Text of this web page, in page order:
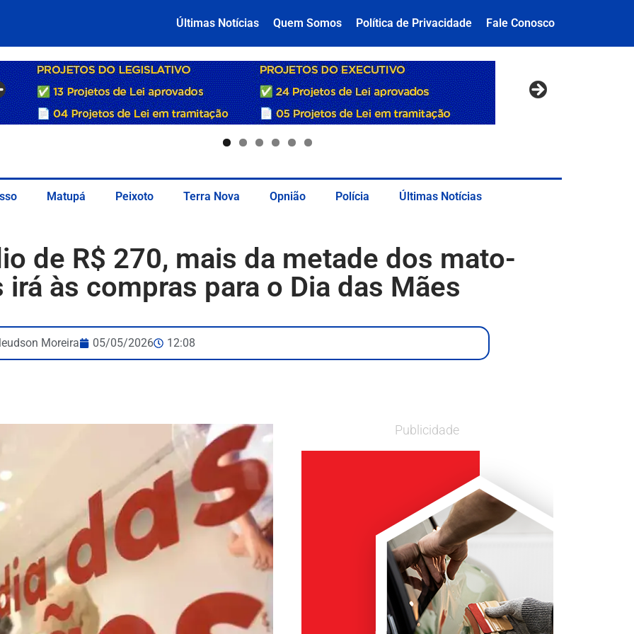
Últimas Notícias Quem Somos Política de Privacidade Fale Conosco
Matupá Peixoto Terra Nova Opnião Polícia Últimas Notícias
de R$ 270, mais da metade dos mato-
às compras para o Dia das Mães
Moreira 05/05/2026 12:08
Publicidade